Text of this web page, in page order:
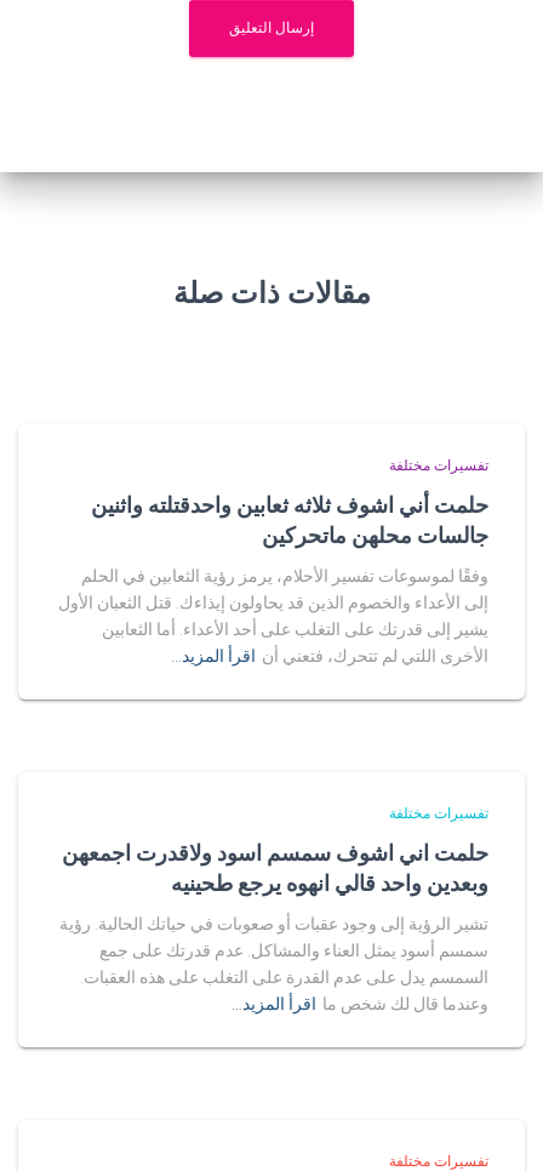
مقالات ذات صلة
تفسيرات مختلفة
حلمت أني اشوف ثلاثه ثعابين واحدقتلته واثنين
جالسات محلهن ماتحركين
وفقًا لموسوعات تفسير الأحلام، يرمز رؤية الثعابين في الحلم
إلى الأعداء والخصوم الذين قد يحاولون إيذاءك. قتل الثعبان الأول
يشير إلى قدرتك على التغلب على أحد الأعداء. أما الثعابين
الأخرى اللتي لم تتحرك، فتعني أن اقرأ المزيد…
تفسيرات مختلفة
حلمت اني اشوف سمسم اسود ولاقدرت اجمعهن
وبعدين واحد قالي انهوه يرجع طحينيه
تشير الرؤية إلى وجود عقبات أو صعوبات في حياتك الحالية. رؤية
سمسم أسود يمثل العناء والمشاكل. عدم قدرتك على جمع
السمسم يدل على عدم القدرة على التغلب على هذه العقبات.
وعندما قال لك شخص ما اقرأ المزيد…
تفسيرات مختلفة